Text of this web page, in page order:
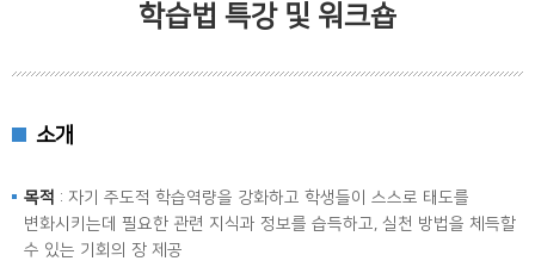
학습법 특강 및 워크숍
소개
목적 : 자기 주도적 학습역량을 강화하고 학생들이 스스로 태도를
변화시키는데 필요한 관련 지식과 정보를 습득하고, 실천 방법을 체득할
수 있는 기회의 장 제공